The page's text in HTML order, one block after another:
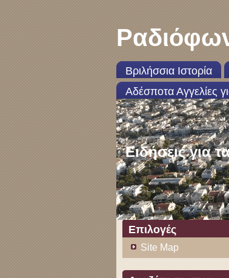
Βριλήσσια Ιστορία
Αδέσποτα Αγγελίες
Ειδήσεις για
Επιλογές
Site Map